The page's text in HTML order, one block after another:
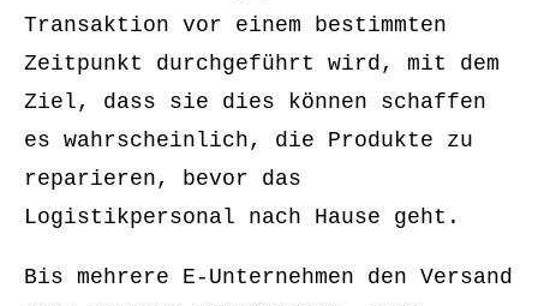
Transaktion vor einem bestimmten
Zeitpunkt durchgeführt wird, mit dem
Ziel, dass sie dies können schaffen
es wahrscheinlich, die Produkte zu
reparieren, bevor das
Logistikpersonal nach Hause geht.
Bis mehrere E-Unternehmen den Versand